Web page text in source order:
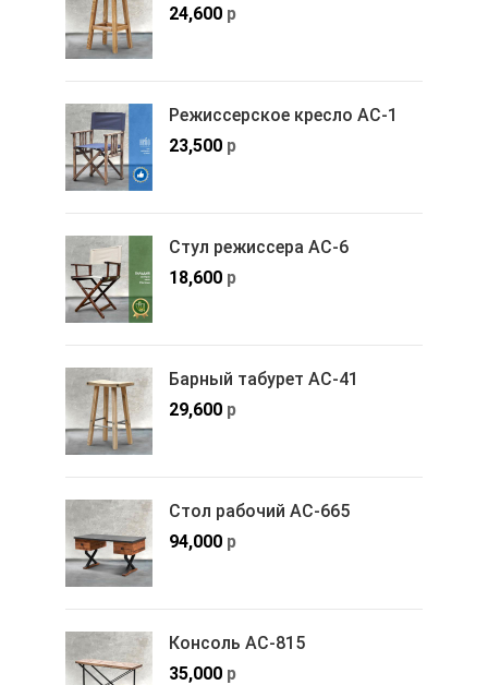
24,600 р
Режиссерское кресло АС-1
23,500 р
Стул режиссера АС-6
18,600 р
Барный табурет АС-41
29,600 р
Стол рабочий АС-665
94,000 р
Консоль АС-815
35,000 р